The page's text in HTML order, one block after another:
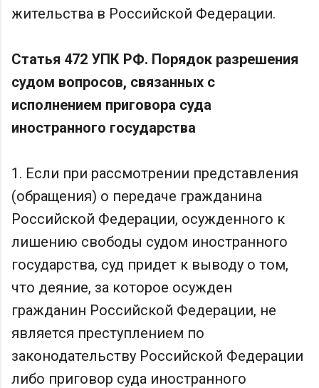
жительства в Российской Федерации.
Статья 472 УПК РФ. Порядок разрешения
судом вопросов, связанных с
исполнением приговора суда
иностранного государства
1. Если при рассмотрении представления
(обращения) о передаче гражданина
Российской Федерации, осужденного к
лишению свободы судом иностранного
государства, суд придет к выводу о том,
что деяние, за которое осужден
гражданин Российской Федерации, не
является преступлением по
законодательству Российской Федерации
либо приговор суда иностранного